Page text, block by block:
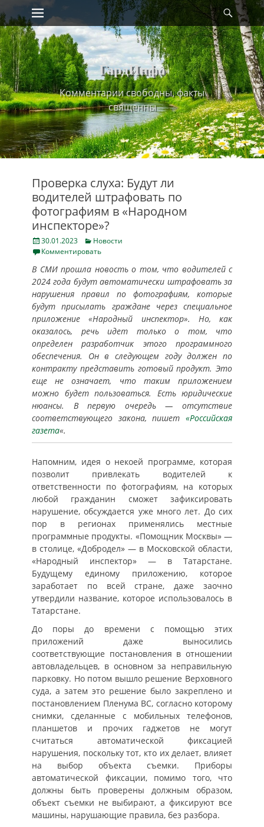
Skip
to
content
Primary Menu
ГардИнфо
Комментарии свободны, факты
священны
Проверка слуха: Будут ли
водителей штрафовать по
фотографиям в «Народном
инспекторе»?
Posted
on
30.01.2023 Categories
Новости
Комментировать
В СМИ прошла новость о том, что водителей с
2024 года будут автоматически штрафовать за
нарушения правил по фотографиям, которые
будут присылать граждане через специальное
приложение «Народный инспектор». Но, как
оказалось, речь идет только о том, что
определен разработчик этого программного
обеспечения. Он в следующем году должен по
контракту представить готовый продукт. Это
еще не означает, что таким приложением
можно будет пользоваться. Есть юридические
нюансы. В первую очередь — отсутствие
соответствующего закона, пишет «Российская
газета«.
Напомним, идея о некоей программе, которая
позволит привлекать водителей к
ответственности по фотографиям, на которых
любой гражданин сможет зафиксировать
нарушение, обсуждается уже много лет. До сих
пор в регионах применялись местные
программные продукты. «Помощник Москвы» —
в столице, «Добродел» — в Московской области,
«Народный инспектор» — в Татарстане.
Будущему единому приложению, которое
заработает по всей стране, даже заочно
утвердили название, которое использовалось в
Татарстане.
До поры до времени с помощью этих
приложений даже выносились
соответствующие постановления в отношении
автовладельцев, в основном за неправильную
парковку. Но потом вышло решение Верховного
суда, а затем это решение было закреплено и
постановлением Пленума ВС, согласно которому
снимки, сделанные с мобильных телефонов,
планшетов и прочих гаджетов не могут
считаться автоматической фиксацией
нарушения, поскольку тот, кто их делает, влияет
на выбор объекта съемки. Приборы
автоматической фиксации, помимо того, что
должны быть проверены должным образом,
объект съемки не выбирают, а фиксируют все
машины, нарушающие правила, без разбора.